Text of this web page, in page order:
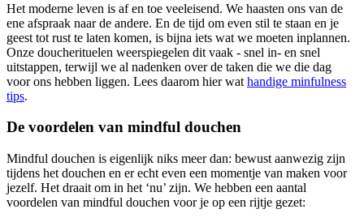
Het moderne leven is af en toe veeleisend. We haasten ons van de
ene afspraak naar de andere. En de tijd om even stil te staan en je
geest tot rust te laten komen, is bijna iets wat we moeten inplannen.
Onze doucherituelen weerspiegelen dit vaak - snel in- en snel
uitstappen, terwijl we al nadenken over de taken die we die dag
voor ons hebben liggen. Lees daarom hier wat handige minfulness
tips.
De voordelen van mindful douchen
Mindful douchen is eigenlijk niks meer dan: bewust aanwezig zijn
tijdens het douchen en er echt even een momentje van maken voor
jezelf. Het draait om in het ‘nu’ zijn. We hebben een aantal
voordelen van mindful douchen voor je op een rijtje gezet: